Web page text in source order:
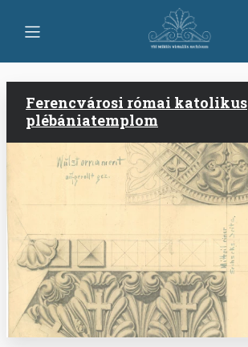
tartalomra
Ferencvárosi római katolikus
plébániatemplom